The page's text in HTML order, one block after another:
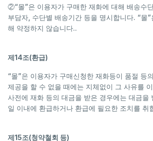
②“몰”은 이용자가 구매한 재화에 대해 배송수
부담자, 수단별 배송기간 등을 명시합니다. “몰
해 약정하지 않습니다..
제14조(환급)
“몰”은 이용자가 구매신청한 재화등이 품절 등
제공을 할 수 없을 때에는 지체없이 그 사유를
사전에 재화 등의 대금을 받은 경우에는 대금을
일 이내에 환급하거나 환급에 필요한 조치를 취
제15조(청약철회 등)